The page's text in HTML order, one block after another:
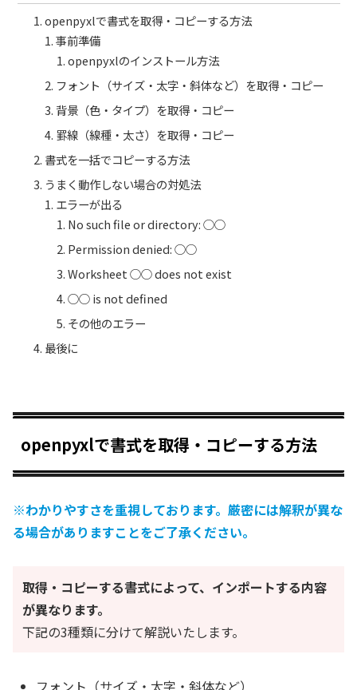
openpyxlで書式を取得・コピーする方法
事前準備
openpyxlのインストール方法
フォント（サイズ・太字・斜体など）を取得・コピー
背景（色・タイプ）を取得・コピー
罫線（線種・太さ）を取得・コピー
書式を一括でコピーする方法
うまく動作しない場合の対処法
エラーが出る
No such file or directory: ○○
Permission denied: ○○
Worksheet ○○ does not exist
○○ is not defined
その他のエラー
最後に
openpyxlで書式を取得・コピーする方法
※わかりやすさを重視しております。厳密には解釈が異な
る場合がありますことをご了承ください。
取得・コピーする書式によって、インポートする内容
が異なります。
下記の3種類に分けて解説いたします。